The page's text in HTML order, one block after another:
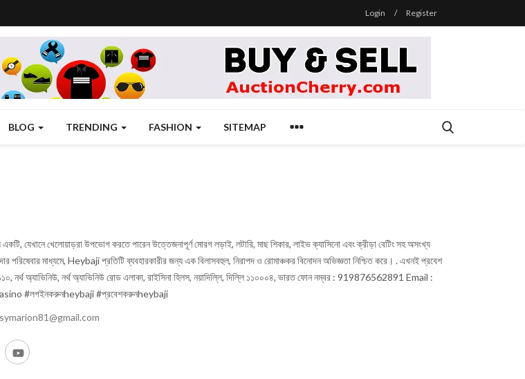
Login / Register
BLOG TRENDING FASHION SITEMAP
যেখানে খেলোয়াড়রা উপভোগ করতে পারেন উত্তেজনাপূর্ণ মোরগ লড়াই, লটারি, মাছ শিকার, লাইভ ক্যাসিনো এবং ক্রীড়া বেটিং সহ অসংখ্য
পরিষেবার মাধ্যমে, Heybaji প্রতিটি ব্যবহারকারীর জন্য এক বিলাসবহুল, নিরাপদ ও রোমাঞ্চকর বিনোদন অভিজ্ঞতা নিশ্চিত করে। . এখনই প্রবেশ
অ্যাভিনিউ, নর্থ অ্যাভিনিউ রোড এলাকা, রাইসিনা হিলস, নয়াদিল্লি, দিল্লি ১১০০০৪, ভারত ফোন নম্বর : 919876562891 Email :
#লগইনকরুনheybaji #প্রবেশকরুনheybaji